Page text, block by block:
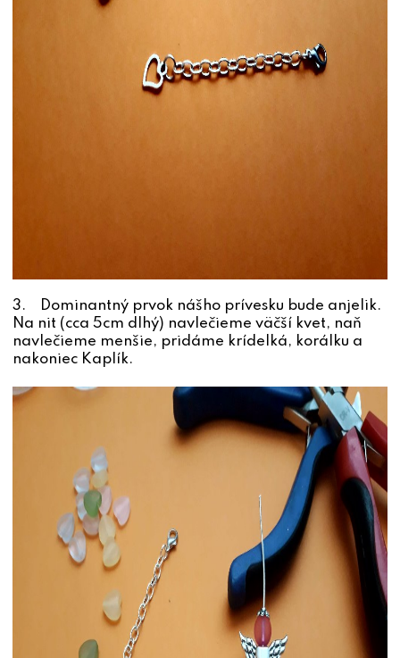
3. Dominantný prvok nášho prívesku bude anjelik.
Na nit (cca 5cm dlhý) navlečieme väčší kvet, naň
navlečieme menšie, pridáme krídelká, korálku a
nakoniec Kaplík.